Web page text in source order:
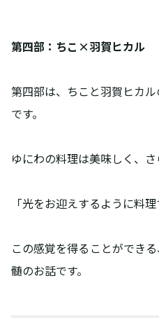
第四部：ちこ×羽賀ヒカル
第四部は、ちこと羽賀ヒカ
です。
ゆにわの料理は美味しく、
「光をお迎えするように料
この感覚を得ることができ
髄のお話です。